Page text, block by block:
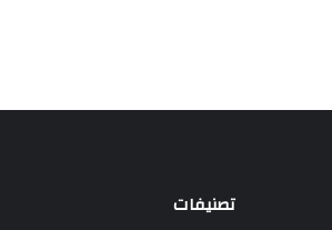
تصنيفات